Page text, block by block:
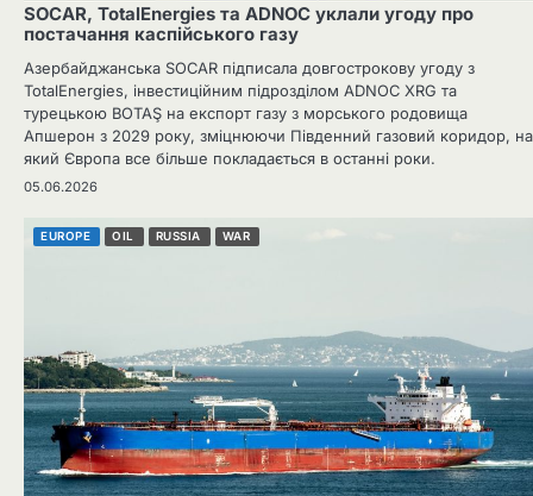
SOCAR, TotalEnergies та ADNOC уклали угоду про
постачання каспійського газу
Азербайджанська SOCAR підписала довгострокову угоду з
TotalEnergies, інвестиційним підрозділом ADNOC XRG та
турецькою BOTAŞ на експорт газу з морського родовища
Апшерон з 2029 року, зміцнюючи Південний газовий коридор, на
який Європа все більше покладається в останні роки.
05.06.2026
EUROPE OIL RUSSIA WAR